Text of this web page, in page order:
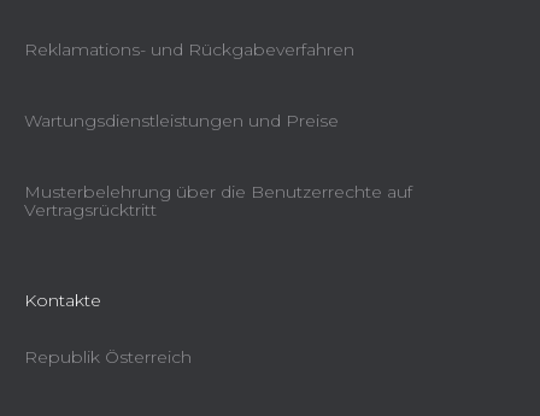
Reklamations- und Rückgabeverfahren
Wartungsdienstleistungen und Preise
Musterbelehrung über die Benutzerrechte auf
Vertragsrücktritt
Kontakte
Republik Österreich